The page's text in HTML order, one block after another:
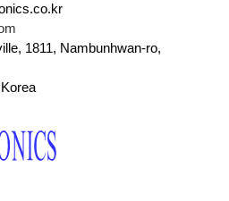
1811, Nambunhwan-ro,